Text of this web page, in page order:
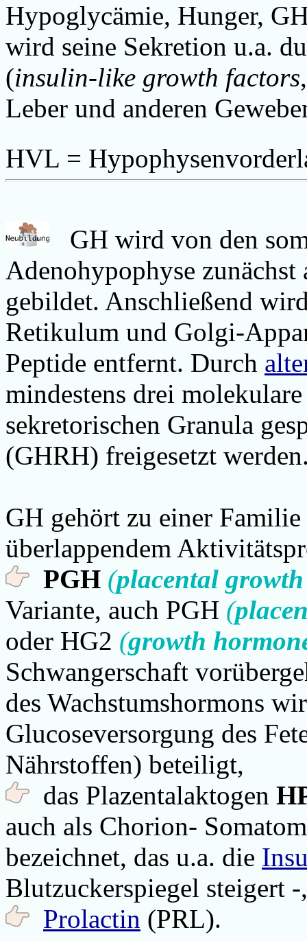
Hypoglycämie, Hunger,
wird seine Sekretion u.a.
(insulin-like growth factors
Leber und anderen
HVL =
GH wird von den
Adenohypophyse
gebildet. Anschließend
Retikulum und Golgi-
Peptide entfernt. Durch
mindestens drei
sekretorischen Granula
(GHRH) freigesetzt
GH gehört zu einer
überlappendem
PGH (placental
Variante, auch PGH (
oder HG2 (growth
Schwangerschaft
des Wachstumshormons
Glucoseversorgung des
Nährstoffen) beteiligt,
das Plazentalaktogen
auch als Chorion-
bezeichnet, das u.a. die
Blutzuckerspiegel steigert
Prolactin (PRL).